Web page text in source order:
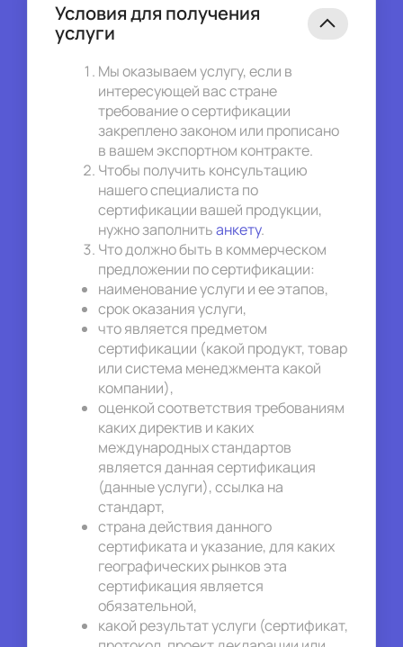
Условия для получения
услуги
Мы оказываем услугу, если в
интересующей вас стране
требование о сертификации
закреплено законом или прописано
в вашем экспортном контракте.
Чтобы получить консультацию
нашего специалиста по
сертификации вашей продукции,
нужно заполнить анкету.
Что должно быть в коммерческом
предложении по сертификации:
наименование услуги и ее этапов,
срок оказания услуги,
что является предметом
сертификации (какой продукт, товар
или система менеджмента какой
компании),
оценкой соответствия требованиям
каких директив и каких
международных стандартов
является данная сертификация
(данные услуги), ссылка на
стандарт,
страна действия данного
сертификата и указание, для каких
географических рынков эта
сертификация является
обязательной,
какой результат услуги (сертификат,